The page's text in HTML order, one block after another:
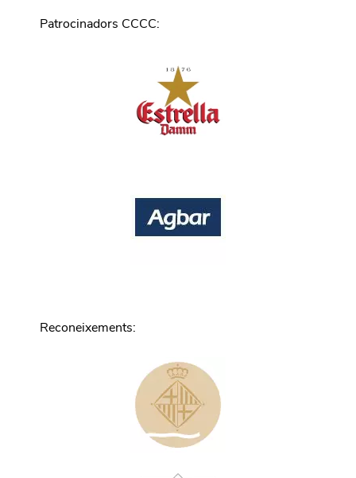
Patrocinadors CCCC:
Reconeixements: